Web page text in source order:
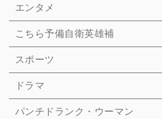
エンタメ
こちら予備自衛英雄補
スポーツ
ドラマ
パンチドランク・ウーマン